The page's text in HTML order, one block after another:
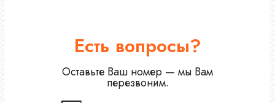
Есть вопросы?
Оставьте Ваш номер — мы Вам
перезвоним.